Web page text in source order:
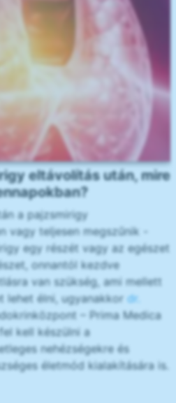
eltávolítás után, mire
a pajzsmirigy
vagy teljesen megszűnik -
egy részét vagy az egészet
onnantól kezdve
van szükség, ami mellett
lehet élni, ugyanakkor dr.
– Prima Medica
kell készülni a
nehézségekre és
életmód kialakítására is.